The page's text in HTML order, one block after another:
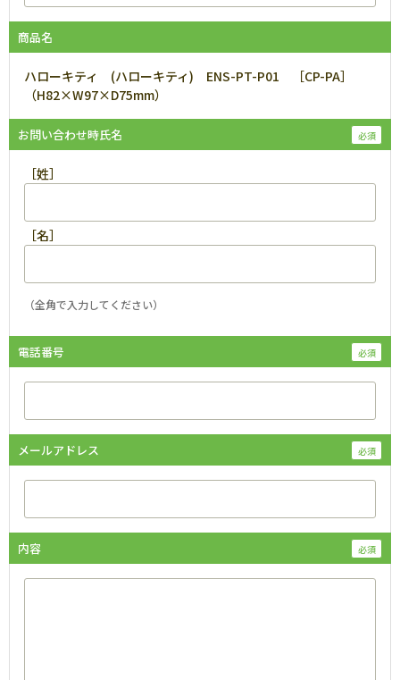
商品名
ハローキティ (ハローキティ) ENS-PT-P01 ［CP-PA］
（H82×W97×D75mm）
お問い合わせ時氏名
［姓］
［名］
（全角で入力してください）
電話番号
メールアドレス
内容